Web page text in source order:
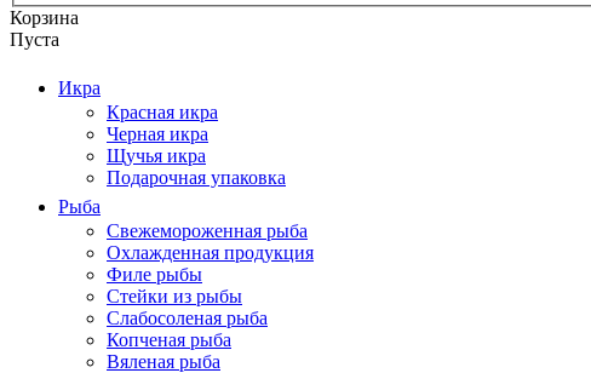
Корзина
Пуста
Икра
Красная икра
Черная икра
Щучья икра
Подарочная упаковка
Рыба
Свежемороженная рыба
Охлажденная продукция
Филе рыбы
Стейки из рыбы
Слабосоленая рыба
Копченая рыба
Вяленая рыба